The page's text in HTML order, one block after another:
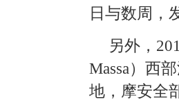
日与数周，
另外，
Massa）西
地，摩安全